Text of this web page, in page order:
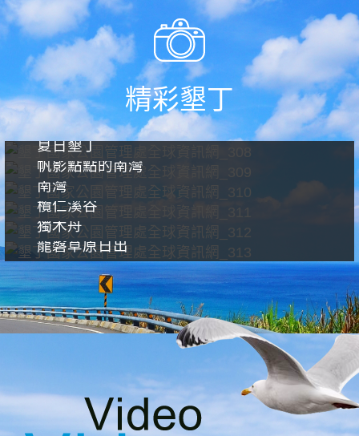
精彩墾丁
夏日墾丁
帆影點點的南灣
南灣
欖仁溪谷
獨木舟
龍磐草原日出